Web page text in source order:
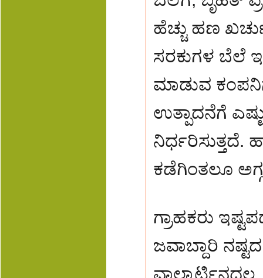
ಹೆಚ್ಚು ಹಣ
ಸರಕುಗಳ ಬೆಲೆ
ಮಾಡುವ
ಉತ್ಪಾದನೆಗೆ
ನಿರ್ಧರಿಸುತ್ತದೆ.
ಕಡೆಗಿಂತಲೂ
ಗ್ರಾಹಕರು
ಜವಾಬ್ದಾರಿ